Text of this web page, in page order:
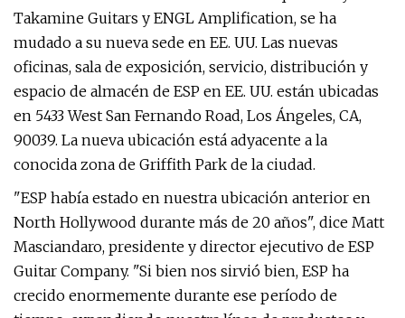
Takamine Guitars y ENGL Amplification, se ha
mudado a su nueva sede en EE. UU. Las nuevas
oficinas, sala de exposición, servicio, distribución y
espacio de almacén de ESP en EE. UU. están ubicadas
en 5433 West San Fernando Road, Los Ángeles, CA,
90039. La nueva ubicación está adyacente a la
conocida zona de Griffith Park de la ciudad.
"ESP había estado en nuestra ubicación anterior en
North Hollywood durante más de 20 años", dice Matt
Masciandaro, presidente y director ejecutivo de ESP
Guitar Company. "Si bien nos sirvió bien, ESP ha
crecido enormemente durante ese período de